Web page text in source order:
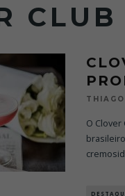
CLUB
O